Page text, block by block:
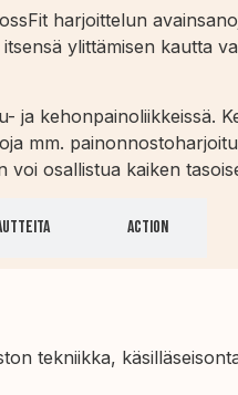
harjoittelun
ylittämisen kautta
ja kehonpainoliikkeissä.
mm.
voi osallistua kaiken
Action
tekniikka,